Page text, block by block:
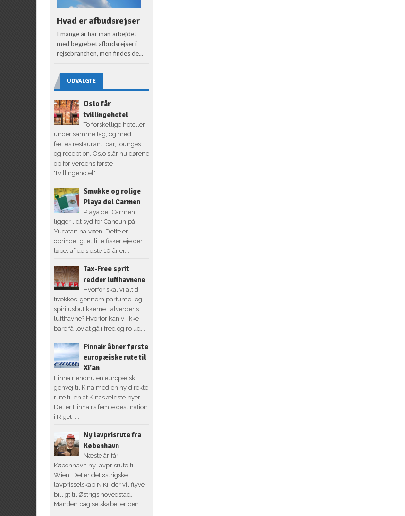
Hvad er afbudsrejser
I mange år har man arbejdet
med begrebet afbudsrejser i
rejsebranchen, men findes de...
UDVALGTE
Oslo får
tvillingehotel
To forskellige hoteller
under samme tag, og med
fælles restaurant, bar, lounges
og reception. Oslo slår nu dørene
op for verdens første
"tvillingehotel".
Smukke og rolige
Playa del Carmen
Playa del Carmen
ligger lidt syd for Cancun på
Yucatan halvøen. Dette er
oprindeligt et lille fiskerleje der i
løbet af de sidste 10 år er...
Tax-Free sprit
redder lufthavnene
Hvorfor skal vi altid
trækkes igennem parfume- og
spiritusbutikkerne i alverdens
lufthavne? Hvorfor kan vi ikke
bare få lov at gå i fred og ro ud...
Finnair åbner første
europæiske rute til
Xi’an
Finnair endnu en europæisk
genvej til Kina med en ny direkte
rute til en af Kinas ældste byer.
Det er Finnairs femte destination
i Riget i...
Ny lavprisrute fra
København
Næste år får
København ny lavprisrute til
Wien. Det er det østrigske
lavprisselskab NIKI, der vil flyve
billigt til Østrigs hovedstad.
Manden bag selskabet er den...